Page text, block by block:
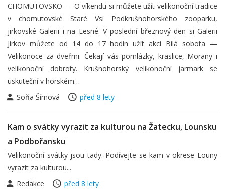
CHOMUTOVSKO — O víkendu si můžete užít velikonoční tradice
v chomutovské Staré Vsi Podkrušnohorského zooparku,
jirkovské Galerii i na Lesné. V poslední březnový den si Galerii
Jirkov můžete od 14 do 17 hodin užít akci Bílá sobota —
Velikonoce za dveřmi. Čekají vás pomlázky, kraslice, Morany i
velikonoční dobroty. Krušnohorský velikonoční jarmark se
uskuteční v horském…
Soňa Šímová
před 8 lety
Kam o svátky vyrazit za kulturou na Žatecku, Lounsku
a Podbořansku
Velikonoční svátky jsou tady. Podívejte se kam v okrese Louny
vyrazit za kulturou...
Redakce
před 8 lety